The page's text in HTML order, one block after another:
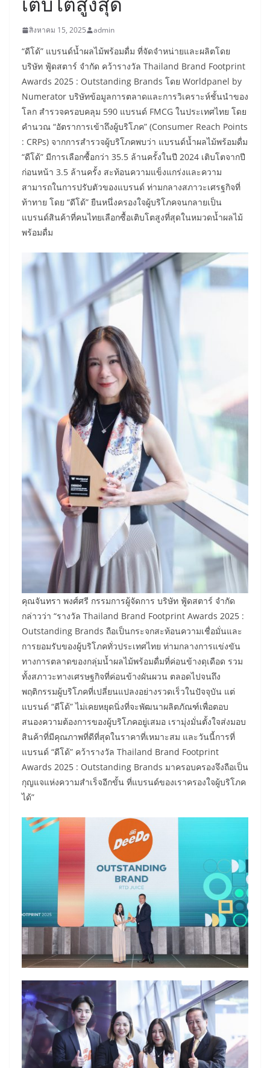
สิงหาคม 15, 2025 admin
“ดีโด้” แบรนด์น้ำผลไม้พร้อมดื่ม ที่จัดจำหน่ายและผลิตโดย
บริษัท ฟู้ดสตาร์ จำกัด คว้ารางวัล Thailand Brand Footprint
Awards 2025 : Outstanding Brands โดย Worldpanel by
Numerator บริษัทข้อมูลการตลาดและการวิเคราะห์ชั้นนำของ
โลก สำรวจครอบคลุม 590 แบรนด์ FMCG ในประเทศไทย โดย
คำนวณ “อัตราการเข้าถึงผู้บริโภค” (Consumer Reach Points
: CRPs) จากการสำรวจผู้บริโภคพบว่า แบรนด์น้ำผลไม้พร้อมดื่ม
“ดีโด้” มีการเลือกซื้อกว่า 35.5 ล้านครั้งในปี 2024 เติบโตจากปี
ก่อนหน้า 3.5 ล้านครั้ง สะท้อนความแข็งแกร่งและความ
สามารถในการปรับตัวของแบรนด์ ท่ามกลางสภาวะเศรฐกิจที่
ท้าทาย โดย “ดีโด้” ยืนหนึ่งครองใจผู้บริโภคจนกลายเป็น
แบรนด์สินค้าที่คนไทยเลือกซื้อเติบโตสูงที่สุดในหมวดน้ำผลไม้
พร้อมดื่ม
คุณจันทรา พงศ์ศรี กรรมการผู้จัดการ บริษัท ฟู้ดสตาร์ จำกัด
กล่าวว่า “รางวัล Thailand Brand Footprint Awards 2025 :
Outstanding Brands ถือเป็นกระจกสะท้อนความเชื่อมั่นและ
การยอมรับของผู้บริโภคทั่วประเทศไทย ท่ามกลางการแข่งขัน
ทางการตลาดของกลุ่มน้ำผลไม้พร้อมดื่มที่ค่อนข้างดุเดือด รวม
ทั้งสภาวะทางเศรษฐกิจที่ค่อนข้างผันผวน ตลอดไปจนถึง
พฤติกรรมผู้บริโภคที่เปลี่ยนแปลงอย่างรวดเร็วในปัจจุบัน แต่
แบรนด์ “ดีโด้” ไม่เคยหยุดนิ่งที่จะพัฒนาผลิตภัณฑ์เพื่อตอบ
สนองความต้องการของผู้บริโภคอยู่เสมอ เรามุ่งมั่นตั้งใจส่งมอบ
สินค้าที่มีคุณภาพที่ดีที่สุดในราคาที่เหมาะสม และวันนี้การที่
แบรนด์ “ดีโด้” คว้ารางวัล Thailand Brand Footprint
Awards 2025 : Outstanding Brands มาครอบครองจึงถือเป็น
กุญแจแห่งความสำเร็จอีกขั้น ที่แบรนด์ของเราครองใจผู้บริโภค
ได้”